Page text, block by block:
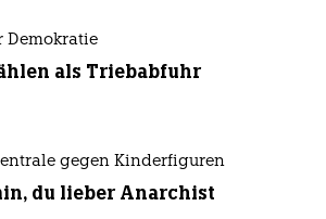
Demokratie
als Triebabfuhr
gegen Kinderfiguren
du lieber Anarchist